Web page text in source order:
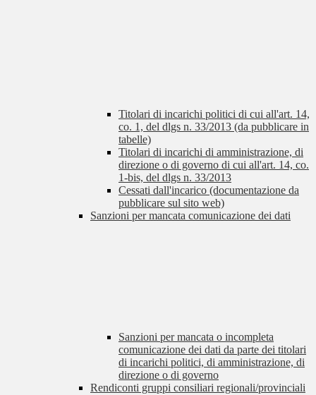
Titolari di incarichi politici di cui all'art. 14,
co. 1, del dlgs n. 33/2013 (da pubblicare in
tabelle)
Titolari di incarichi di amministrazione, di
direzione o di governo di cui all'art. 14, co.
1-bis, del dlgs n. 33/2013
Cessati dall'incarico (documentazione da
pubblicare sul sito web)
Sanzioni per mancata comunicazione dei dati
Sanzioni per mancata o incompleta
comunicazione dei dati da parte dei titolari
di incarichi politici, di amministrazione, di
direzione o di governo
Rendiconti gruppi consiliari regionali/provinciali